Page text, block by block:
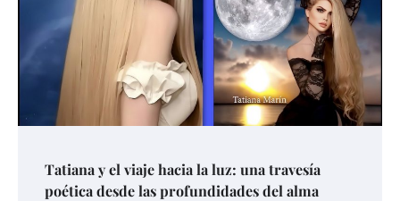
Tatiana y el viaje hacia la luz: una travesía
poética desde las profundidades del alma